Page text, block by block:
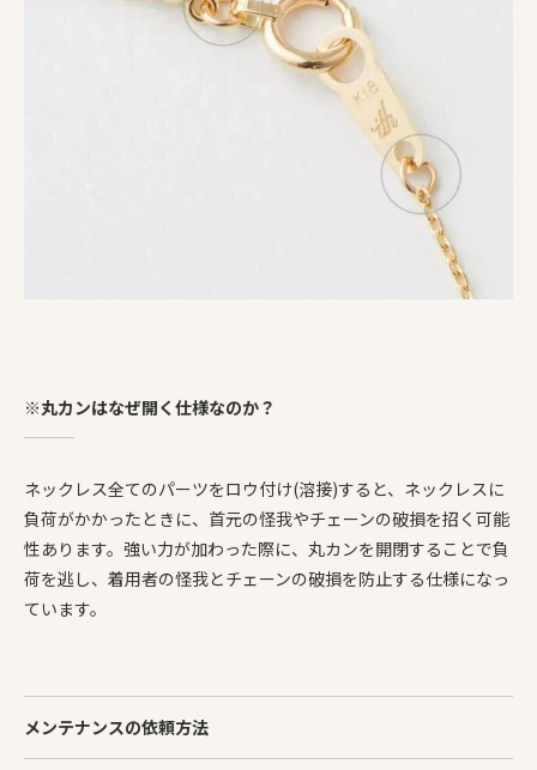
※丸カンはなぜ開く仕様なのか？
ネックレス全てのパーツをロウ付け(溶接)すると、ネックレスに
負荷がかかったときに、首元の怪我やチェーンの破損を招く可能
性あります。強い力が加わった際に、丸カンを開閉することで負
荷を逃し、着用者の怪我とチェーンの破損を防止する仕様になっ
ています。
メンテナンスの依頼方法